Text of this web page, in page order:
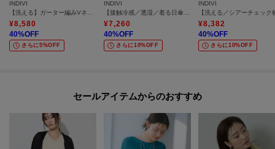
INDIVI
¥8,580
40%OFF
さらに5%OFF
INDIVI
¥7,260
40%OFF
さらに10%OFF
INDIVI
¥8,382
40%OFF
さらに10%OFF
セールアイテムからのおすすめ